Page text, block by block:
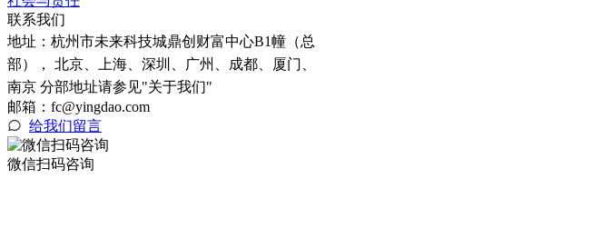
联系我们
地址： 杭州市未来科技城鼎创财富中心B1幢（总
部）， 北京、上海、深圳、广州、成都、厦门、
南京 分部地址请参见"关于我们"
邮箱：fc@yingdao.com
给我们留言
微信扫码咨询